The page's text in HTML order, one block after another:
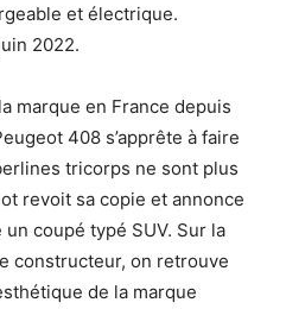
et électrique.
2022.
marque en France depuis
408 s’apprête à faire
tricorps ne sont plus
revoit sa copie et annonce
coupé typé SUV. Sur la
constructeur, on retrouve
de la marque